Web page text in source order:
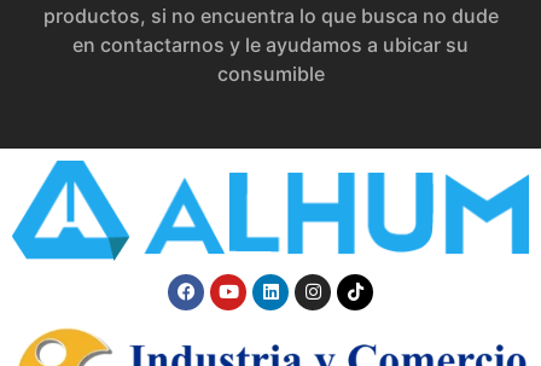
productos, si no encuentra lo que busca no dude
en contactarnos y le ayudamos a ubicar su
consumible